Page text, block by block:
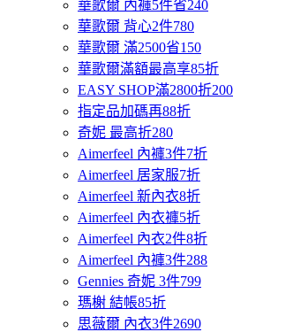
華歌爾 內褲5件省240
華歌爾 背心2件780
華歌爾 滿2500省150
華歌爾滿額最高享85折
EASY SHOP滿2800折200
指定品加碼再88折
奇妮 最高折280
Aimerfeel 內褲3件7折
Aimerfeel 居家服7折
Aimerfeel 新內衣8折
Aimerfeel 內衣褲5折
Aimerfeel 內衣2件8折
Aimerfeel 內褲3件288
Gennies 奇妮 3件799
瑪榭 結帳85折
思薇爾 內衣3件2690